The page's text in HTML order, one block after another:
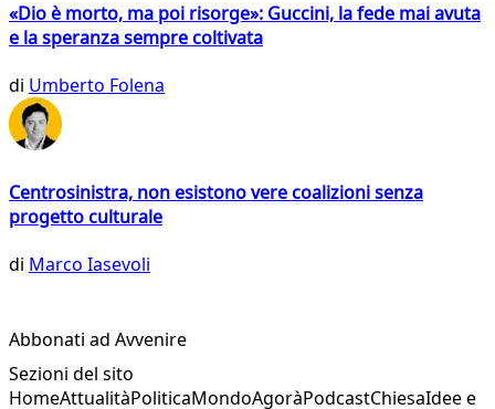
«Dio è morto, ma poi risorge»: Guccini, la fede mai avuta
e la speranza sempre coltivata
di Umberto Folena
Centrosinistra, non esistono vere coalizioni senza
progetto culturale
di Marco Iasevoli
Abbonati ad Avvenire
Sezioni del sito
HomeAttualitàPoliticaMondoAgoràPodcastChiesaIdee e